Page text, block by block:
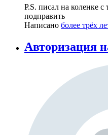
P.S. писал на коленке
подправить
Написано более трёх
Авторизация